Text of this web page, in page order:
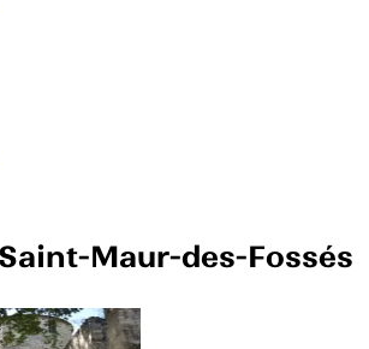
Saint-Maur-des-Fossés